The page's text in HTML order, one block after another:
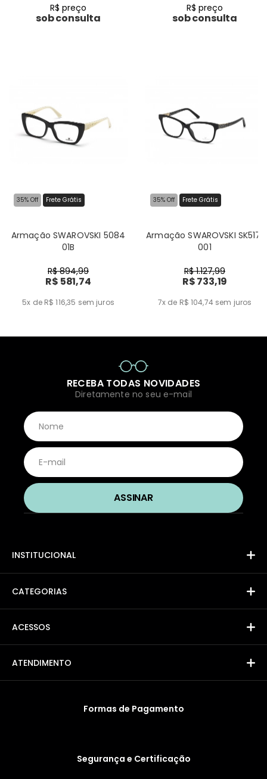
R$ preço
sob consulta
R$ preço
sob consulta
35% Off Frete Grátis
Armação SWAROVSKI 5084
01B
R$ 894,99
R$ 581,74
5x de R$ 116,35 sem juros
35% Off Frete Grátis
Armação SWAROVSKI SK5171
001
R$ 1.127,99
R$ 733,19
7x de R$ 104,74 sem juros
RECEBA TODAS NOVIDADES
Diretamente no seu e-mail
INSTITUCIONAL
CATEGORIAS
ACESSOS
ATENDIMENTO
Formas de Pagamento
Segurança e Certificação